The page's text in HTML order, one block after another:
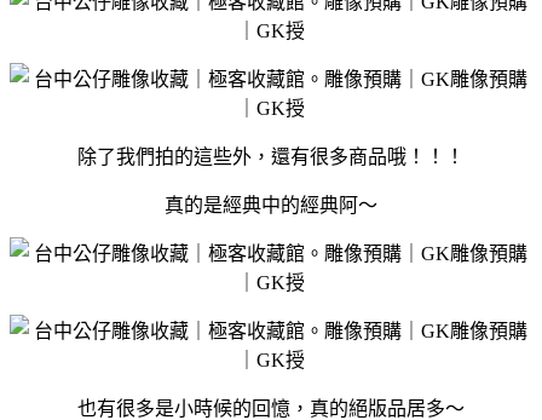
除了我們拍的這些外，還有很多商品哦！！！
真的是經典中的經典阿～
也有很多是小時候的回憶，真的絕版品居多～